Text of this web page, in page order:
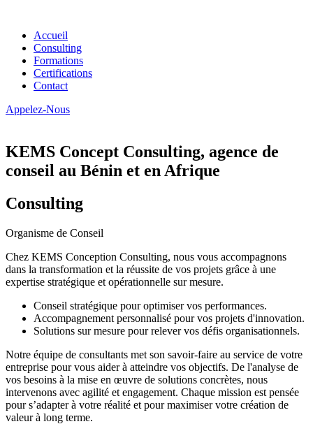
Accueil
Consulting
Formations
Certifications
Contact
Appelez-Nous
KEMS Concept Consulting, agence de
conseil au Bénin et en Afrique
Consulting
Organisme de Conseil
Chez KEMS Conception Consulting, nous vous accompagnons
dans la transformation et la réussite de vos projets grâce à une
expertise stratégique et opérationnelle sur mesure.
Conseil stratégique pour optimiser vos performances.
Accompagnement personnalisé pour vos projets d'innovation.
Solutions sur mesure pour relever vos défis organisationnels.
Notre équipe de consultants met son savoir-faire au service de votre
entreprise pour vous aider à atteindre vos objectifs. De l'analyse de
vos besoins à la mise en œuvre de solutions concrètes, nous
intervenons avec agilité et engagement. Chaque mission est pensée
pour s’adapter à votre réalité et pour maximiser votre création de
valeur à long terme.